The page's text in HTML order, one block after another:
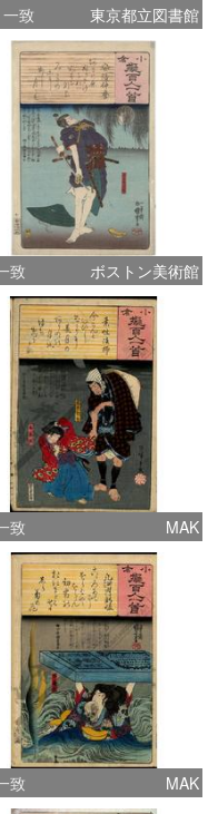
致 東京都立図書館
致 ボストン美術館
致 MAK
致 MAK